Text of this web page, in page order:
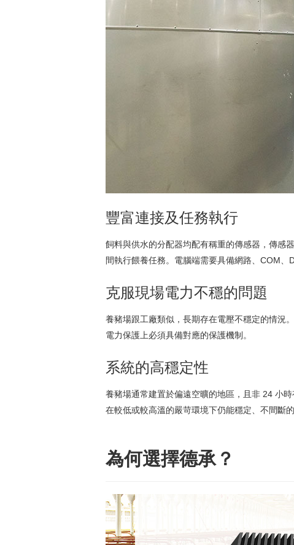
豐富連接及任務執行
飼料與供水的分配器均配有稱重的傳感器，傳感
間執行餵養任務。電腦端需要具備網路、COM、
克服現場電力不穩的問題
養豬場跟工廠類似，長期存在電壓不穩定的情況
電力保護上必須具備對應的保護機制。
系統的高穩定性
養豬場通常建置於偏遠空曠的地區，且非 24 小
在較低或較高溫的嚴苛環境下仍能穩定、不間斷的
為何選擇德承？